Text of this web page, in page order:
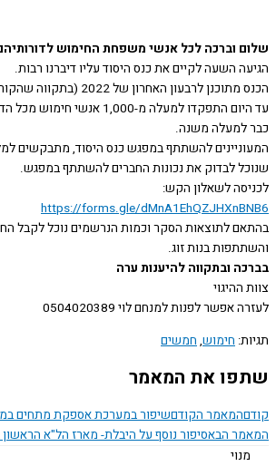
וברכה לכל אנשי משפחת החימוש לדורותיהם.
השעה לקיים את כנס היסוד עליו דיברנו רבות.
לרבעון האחרון של 2022 (בתקווה שהקורונה לא תפריע לנו)
עד היום התפקדו למעלה מ-1,000 אנשי
משנה.
להשתתף במפגש כנס היסוד, מתבקשים למלא
לבדוק את נכונות החברים להשתתף במפגש.
לשאלון הקש:
https://forms.gle/
לתוצאות הסקר וכמות הנרשמים נוכל לקבל החלטות
בנות זוג.
ובתקווה להיענות ערה
לפנות למנחם לוי 0504020389
חימוש,חמשים
את המאמר
המאמר הקודםשיפור במערכת אספקת מתחים במטוסי
הבאסיפור נוסף על היבלת- מארז הל"א הראשון בחיל